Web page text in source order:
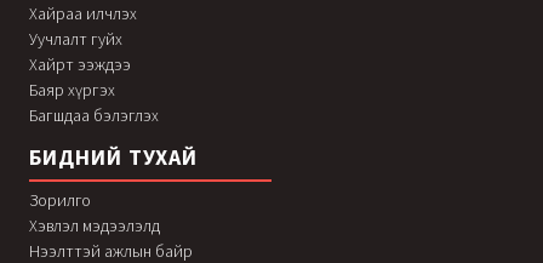
Хайраа илчлэх
Уучлалт гуйх
Хайрт ээждээ
Баяр хүргэх
Багшдаа бэлэглэх
БИДНИЙ ТУХАЙ
Зорилго
Хэвлэл мэдээлэлд
Нээлттэй ажлын байр